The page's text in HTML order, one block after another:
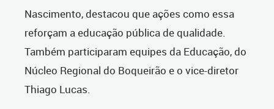
Nascimento, destacou que ações como essa
reforçam a educação pública de qualidade.
Também participaram equipes da Educação, do
Núcleo Regional do Boqueirão e o vice-diretor
Thiago Lucas.